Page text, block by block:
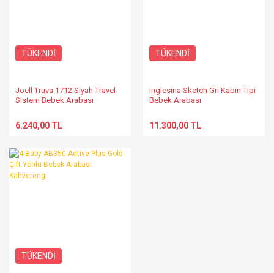
TÜKENDİ
Joell Truva 1712 Siyah Travel
Sistem Bebek Arabası
6.240,00 TL
TÜKENDİ
Inglesina Sketch Gri Kabin Tipi
Bebek Arabası
11.300,00 TL
TÜKENDİ